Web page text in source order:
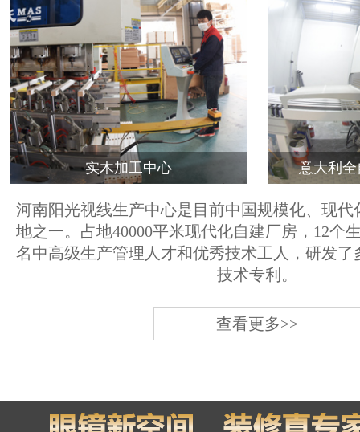
实木加工中心 意大利
河南阳光视线生产中心是目前中国规模化、现代
地之一。占地40000平米现代化自建厂房，12个
名中高级生产管理人才和优秀技术工人，研发了
技术专利。
查看更多>>